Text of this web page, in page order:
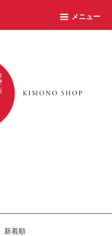
メニュー
新着順